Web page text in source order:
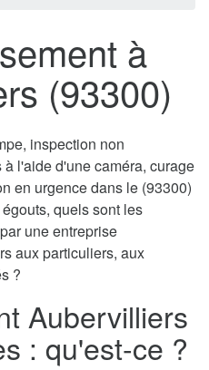
à
(93300)
inspection non
l'aide d'une caméra, curage
en urgence dans le (93300)
quels sont les
une entreprise
aux particuliers, aux
?
Aubervilliers
: qu'est-ce ?